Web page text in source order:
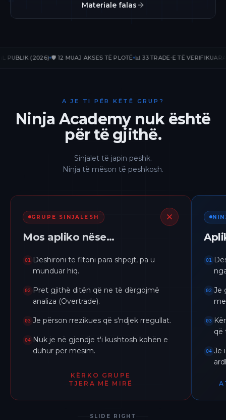
Materiale falas
(2026) 🛡️ 12 MUAJ AKSES TË PLOTË 📊 33 TRADE-E TË VERIFIKUARA 📈
A JE TI PËR KËTË GRUP?
Ninja Academy nuk është
për të gjithë.
Sinjalet të japin peshk.
Ninja të mëson të peshkosh.
GRUPE SINJALESH
Mos apliko nëse…
01
Dëshironi të fitoni para shpejt, pa u
munduar hiq.
02
Pret gjithë ditën që ne të dërgojmë
analiza (Overtrade).
03 Je përson rrezikues që s'ndjek rregullat.
04 Nuk je në gjendje t'i kushtosh kohën e
duhur për mësim.
KËRKO GRUPE
TJERA MË MIRË
01
02 Je
03
që
04 Je
SLIDE RIGHT